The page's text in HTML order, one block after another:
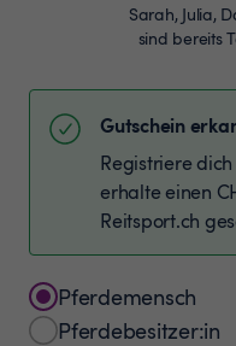
Sarah, Julia,
sind bereits
Gutschein
Registriere
erhalte einen
Reitsport.ch
Pferdemensch
Pferdebesitzer:in